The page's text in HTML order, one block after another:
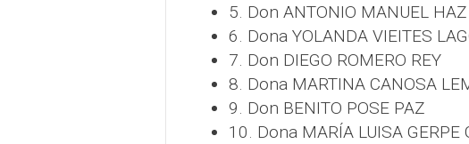
5. Don ANTONIO MANUEL
6. Dona YOLANDA VIEITES
7. Don DIEGO ROMERO REY
8. Dona MARTINA CANOSA
9. Don BENITO POSE PAZ
10. Dona MARÍA LUISA GERPE